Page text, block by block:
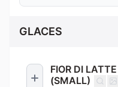
GLACES
FIOR DI
(SMALL)